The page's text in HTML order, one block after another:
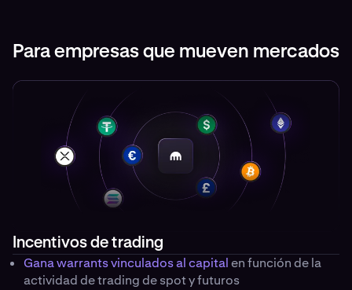
Para empresas que mueven mercados
Incentivos de trading
Gana warrants vinculados al capitalen función de la
actividad de trading de spot y futuros